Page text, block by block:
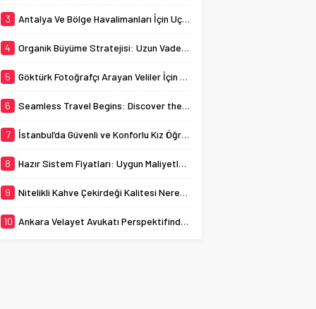
yöntemlerden biri, hazır
birçok işletme, bu
merak...
3 Antalya Ve Bölge Havalimanları İçin Uçak Radarı
4 Organik Büyüme Stratejisi: Uzun Vadede Sosyal Medya Başarısı Nasıl Sağlanır?
5 Göktürk Fotoğrafçı Arayan Veliler İçin Okul Kaydı Fotoğrafı Hazırlık Listesi
6 Seamless Travel Begins: Discover the Convenience of Istanbul Transfer Services
7 İstanbul’da Güvenli ve Konforlu Kız Öğrenci Yurtları
8 Hazır Sistem Fiyatları: Uygun Maliyetlerle Verimlilik Sağlayın
9 Nitelikli Kahve Çekirdeği Kalitesi Nereden Anlaşılır?
10 Ankara Velayet Avukatı Perspektifinden Çocuğun Üstün Yararı Ölçütleri Nelerdir?